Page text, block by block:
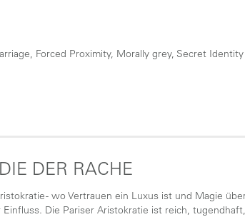
Forced Proximity, Morally grey, Secret Identity
DER RACHE
- wo Vertrauen ein Luxus ist und Magie
Die Pariser Aristokratie ist reich, tugendhaft,